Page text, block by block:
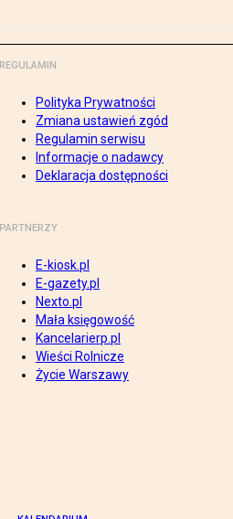
REGULAMIN
Polityka Prywatności
Zmiana ustawień zgód
Regulamin serwisu
Informacje o nadawcy
Deklaracja dostępności
PARTNERZY
E-kiosk.pl
E-gazety.pl
Nexto.pl
Mała księgowość
Kancelarierp.pl
Wieści Rolnicze
Życie Warszawy